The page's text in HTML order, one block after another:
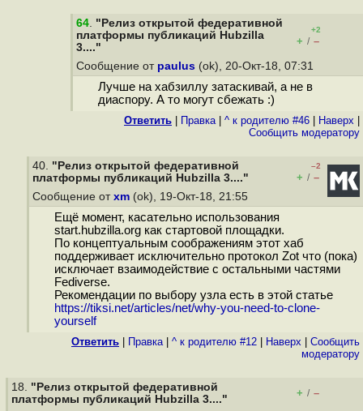
64. "Релиз открытой федеративной
платформы публикаций Hubzilla
3...."
+2
+ / –
Сообщение от paulus (ok), 20-Окт-18, 07:31
Лучше на хабзиллу затаскивай, а не в
диаспору. А то могут сбежать :)
Ответить Правка| ^ к родителю #46 Наверх
Cообщить модератору
40. "Релиз открытой федеративной
платформы публикаций Hubzilla 3...."
–2
+ / –
Сообщение от xm (ok), 19-Окт-18, 21:55
Ещё момент, касательно использования
start.hubzilla.org как стартовой площадки.
По концептуальным соображениям этот хаб
поддерживает исключительно протокол Zot что (пока)
исключает взаимодействие с остальными частями
Fediverse.
Рекомендации по выбору узла есть в этой статье
https://tiksi.net/articles/net/why-you-need-to-clone-
yourself
Ответить Правка| ^ к родителю #12 Наверх
Cообщить
модератору
18. "Релиз открытой федеративной
платформы публикаций Hubzilla 3...."
+ / –